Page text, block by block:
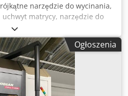
narzędzie do wycinania,
matrycy, narzędzie do
wykrawka, matryca
wycinania narożników, stemple
stemple do wycinania,
do wycinania. - Narzędzie
narzędzia do wykrawania -
Njpfx Ap Ijwa - Wymiary:
71/H104 mm - Waga: 6,6 kg
Ogłoszenia